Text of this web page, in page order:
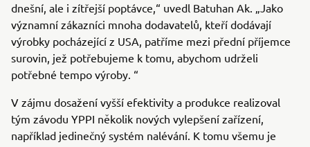
dnešní, ale i zítřejší poptávce,“ uvedl Batuhan Ak. „Jako
významní zákazníci mnoha dodavatelů, kteří dodávají
výrobky pocházející z USA, patříme mezi přední příjemce
surovin, jež potřebujeme k tomu, abychom udrželi
potřebné tempo výroby. “
V zájmu dosažení vyšší efektivity a produkce realizoval
tým závodu YPPI několik nových vylepšení zařízení,
například jedinečný systém nalévání. K tomu všemu je